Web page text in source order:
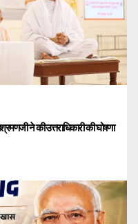
ने की उत्तराधिकारी की घोषणा